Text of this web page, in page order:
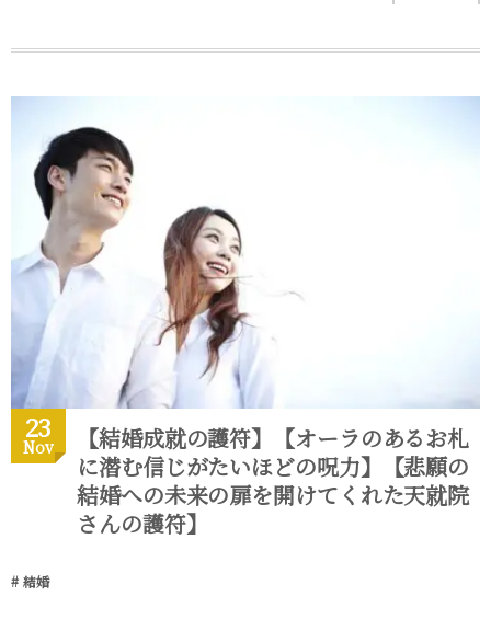
23
Nov
【結婚成就の護符】【オーラのあるお札
に潜む信じがたいほどの呪力】【悲願の
結婚への未来の扉を開けてくれた天就院
さんの護符】
結婚